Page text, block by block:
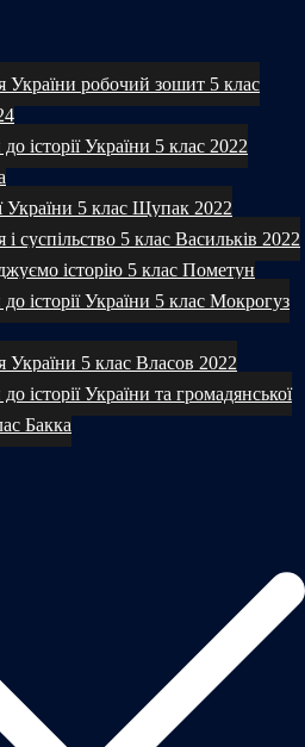
України робочий зошит 5 клас
історії України 5 клас 2022
України 5 клас Щупак 2022
і суспільство 5 клас Васильків 2022
історію 5 клас Пометун
історії України 5 клас Мокрогуз
України 5 клас Власов 2022
історії України та громадянської
Бакка